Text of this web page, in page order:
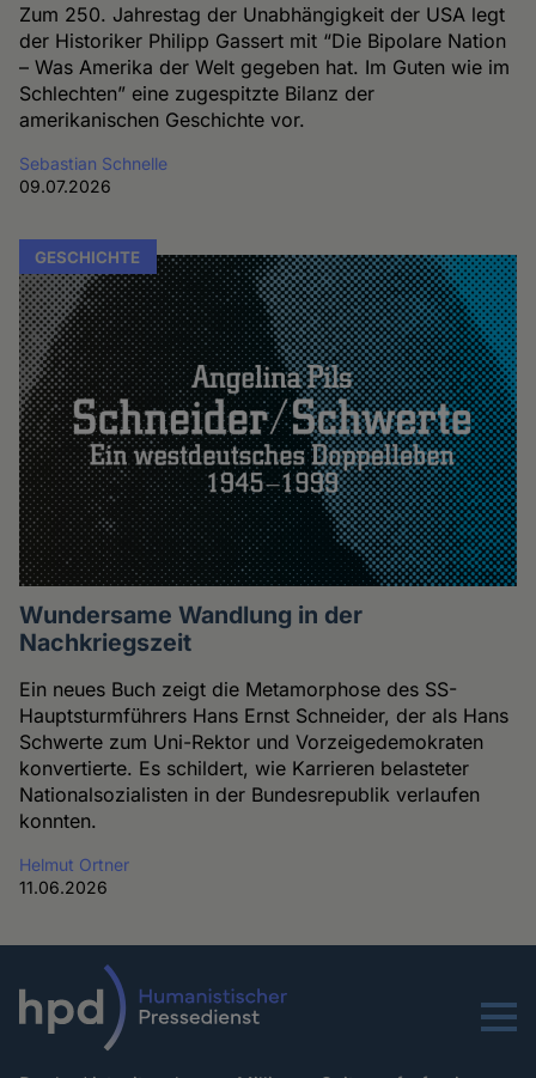
Zum 250. Jahrestag der Unabhängigkeit der USA legt
der Historiker Philipp Gassert mit “Die Bipolare Nation
– Was Amerika der Welt gegeben hat. Im Guten wie im
Schlechten” eine zugespitzte Bilanz der
amerikanischen Geschichte vor.
Sebastian Schnelle
09.07.2026
GESCHICHTE
Wundersame Wandlung in der
Nachkriegszeit
Ein neues Buch zeigt die Metamorphose des SS-
Hauptsturmführers Hans Ernst Schneider, der als Hans
Schwerte zum Uni-Rektor und Vorzeigedemokraten
konvertierte. Es schildert, wie Karrieren belasteter
Nationalsozialisten in der Bundesrepublik verlaufen
konnten.
Helmut Ortner
11.06.2026
Menu